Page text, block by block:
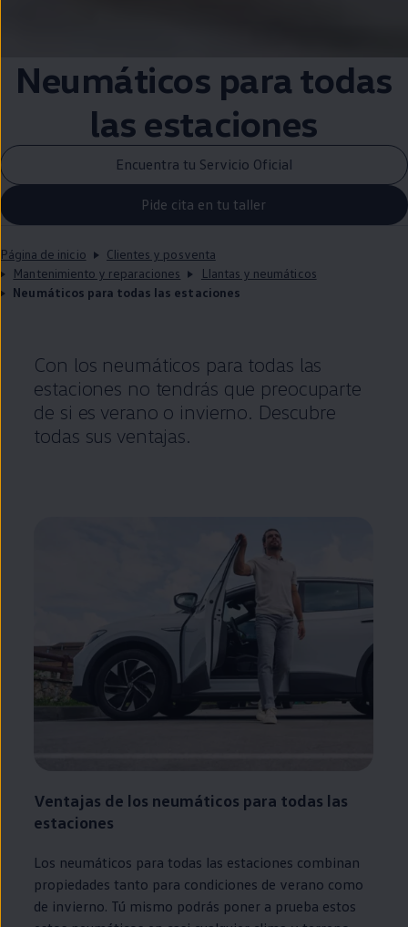
Neumáticos para todas
las estaciones
Encuentra tu Servicio Oficial
Pide cita en tu taller
Página de inicio
Clientes y posventa
Mantenimiento y reparaciones
Llantas y neumáticos
Neumáticos para todas las estaciones
Con los neumáticos para todas las
estaciones no tendrás que preocuparte
de si es verano o invierno. Descubre
todas sus ventajas.
Ventajas de los neumáticos para todas las
estaciones
Los neumáticos para todas las estaciones combinan
propiedades tanto para condiciones de verano como
de invierno. Tú mismo podrás poner a prueba estos